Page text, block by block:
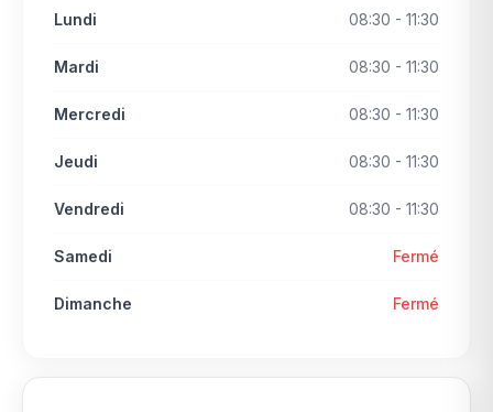
Lundi 08:30 - 11:30
Mardi 08:30 - 11:30
Mercredi 08:30 - 11:30
Jeudi 08:30 - 11:30
Vendredi 08:30 - 11:30
Samedi Fermé
Dimanche Fermé